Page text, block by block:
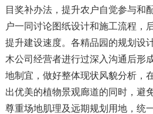
目奖补办法，提升农户自觉参与和
户一同讨论图纸设计和施工流程，
提升建设速度。各精品园的规划设
木公司经营者进行过深入沟通后形
地制宜，做好整体现状风貌分析，
出优美的植物景观廊道的同时，避
尊重场地肌理及远期规划用地，统